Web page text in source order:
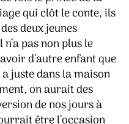
qui clôt le conte, ils
deux jeunes
pas non plus le
d’autre enfant que
juste dans la maison
on aurait des
de nos jours à